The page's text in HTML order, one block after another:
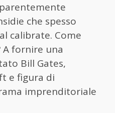
che spesso
calibrate. Come
fornire una
Bill Gates,
e figura di
imprenditoriale